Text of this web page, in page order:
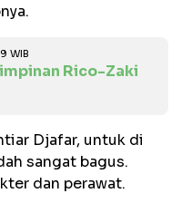
WIB
Rico-Zaki
Djafar, untuk di
sangat bagus.
dan perawat.